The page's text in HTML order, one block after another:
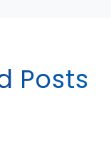
Posts